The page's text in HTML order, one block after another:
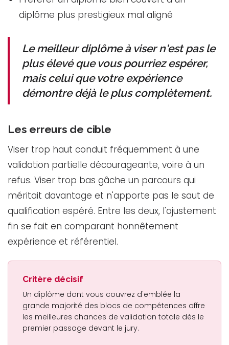
diplôme plus prestigieux mal aligné
Le meilleur diplôme à viser n'est pas le
plus élevé que vous pourriez espérer,
mais celui que votre expérience
démontre déjà le plus complètement.
Les erreurs de cible
Viser trop haut conduit fréquemment à une
validation partielle décourageante, voire à un
refus. Viser trop bas gâche un parcours qui
méritait davantage et n'apporte pas le saut de
qualification espéré. Entre les deux, l'ajustement
fin se fait en comparant honnêtement
expérience et référentiel.
Critère décisif
Un diplôme dont vous couvrez d'emblée la
grande majorité des blocs de compétences offre
les meilleures chances de validation totale dès le
premier passage devant le jury.